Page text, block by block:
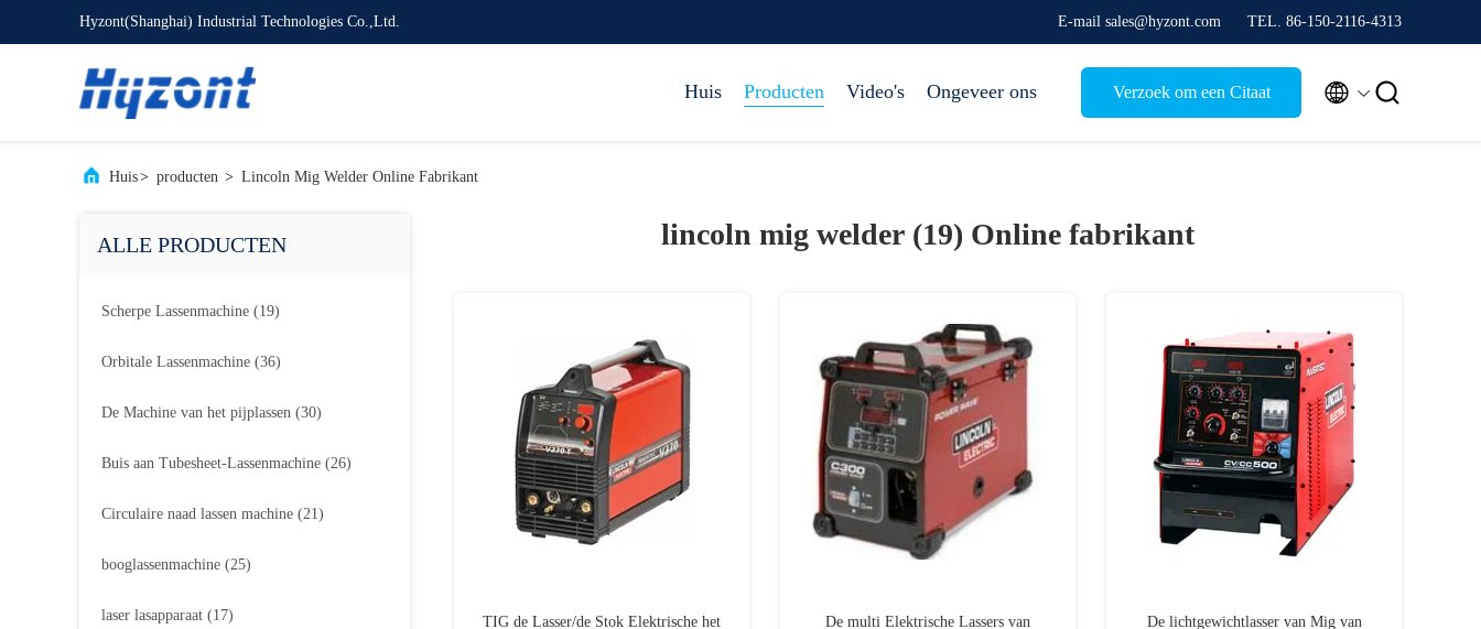
Hyzont(Shanghai) Industrial Technologies Co.,Ltd. E-mail sales@hyzont.com TEL. 86-150-2116-4313
Huis Producten Video's Ongeveer ons Verzoek om een Citaat  
Huis> producten > Lincoln Mig Welder Online Fabrikant
ALLE PRODUCTEN
Scherpe Lassenmachine (19)
Orbitale Lassenmachine (36)
De Machine van het pijplassen (30)
Buis aan Tubesheet-Lassenmachine (26)
Circulaire naad lassen machine (21)
booglassenmachine (25)
laser lasapparaat (17)
lincoln mig welder (19) Online fabrikant
TIG de Lasser/de Stok Elektrische het
De multi Elektrische Lassers van
De lichtgewichtlasser van Mig van